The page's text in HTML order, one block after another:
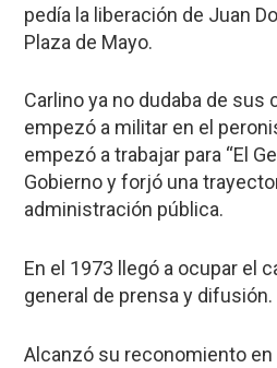
pedía la liberación de Juan
Plaza de Mayo.
Carlino ya no dudaba de sus
empezó a militar en el
empezó a trabajar para “El
Gobierno y forjó una
administración pública.
En el 1973 llegó a ocupar el
general de prensa y difusión.
Alcanzó su reconomiento en